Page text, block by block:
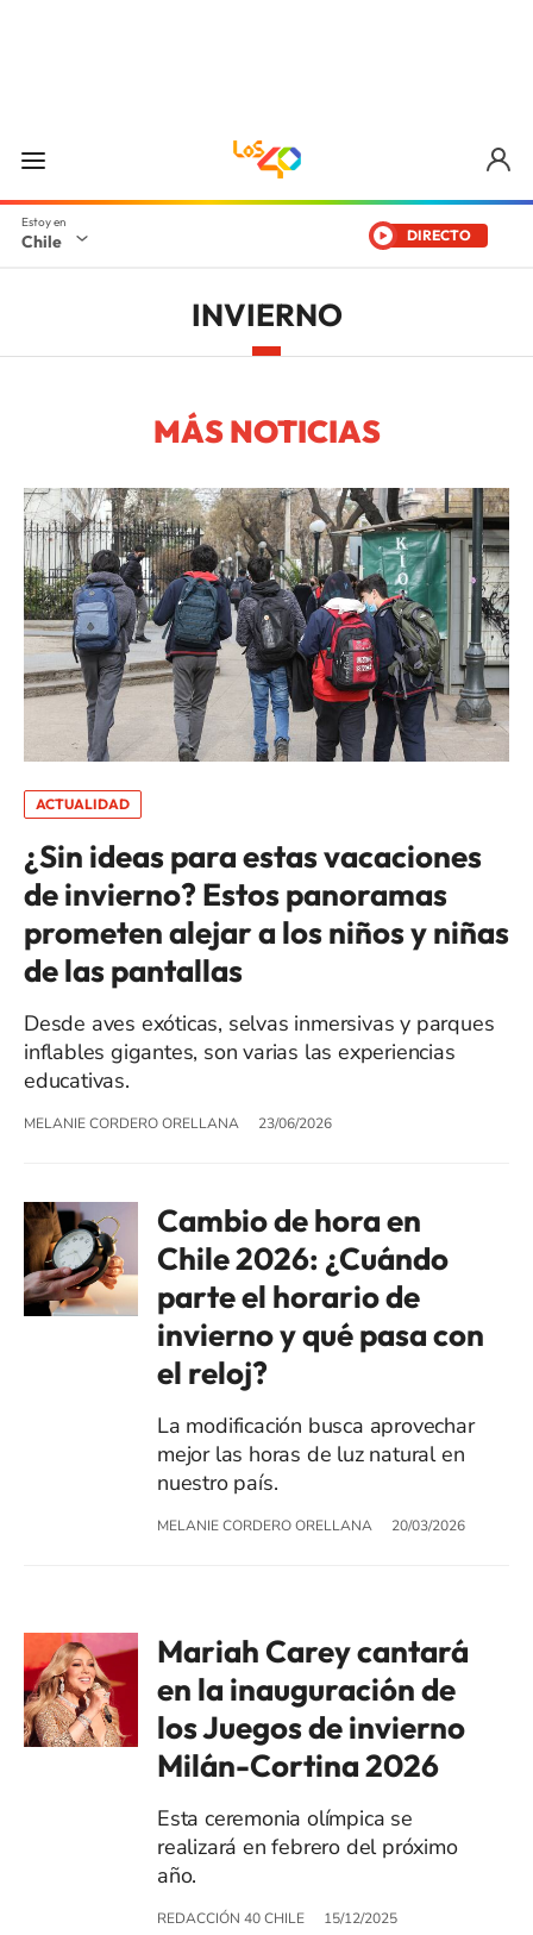
Chile DIRECTO
INVIERNO
MÁS NOTICIAS
ACTUALIDAD
¿Sin ideas para estas vacaciones
de invierno? Estos panoramas
prometen alejar a los niños y niñas
de las pantallas
Desde aves exóticas, selvas inmersivas y parques
inflables gigantes, son varias las experiencias
educativas.
MELANIE CORDERO ORELLANA 23/06/2026
Cambio de hora en
Chile 2026: ¿Cuándo
parte el horario de
invierno y qué pasa con
el reloj?
La modificación busca aprovechar
mejor las horas de luz natural en
nuestro país.
MELANIE CORDERO ORELLANA 20/03/2026
Mariah Carey cantará
en la inauguración de
los Juegos de invierno
Milán-Cortina 2026
Esta ceremonia olímpica se
realizará en febrero del próximo
año.
REDACCIÓN 40 CHILE 15/12/2025